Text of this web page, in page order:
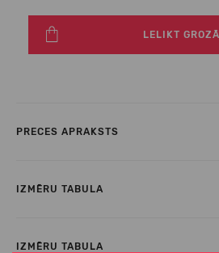
LELIKT GROZĀ
PRECES APRAKSTS
IZMĒRU TABULA
IZMĒRU TABULA